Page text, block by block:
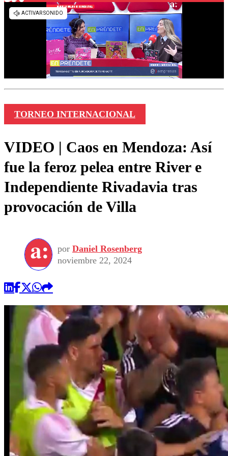
TORNEO INTERNACIONAL
VIDEO | Caos en Mendoza: Así
fue la feroz pelea entre River e
Independiente Rivadavia tras
provocación de Villa
por Daniel Rosenberg
noviembre 22, 2024